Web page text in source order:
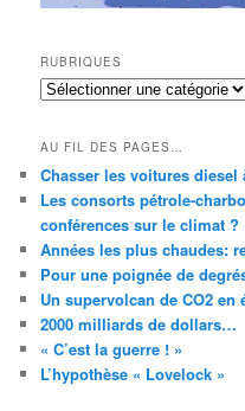
RUBRIQUES
RUBRIQUES
AU FIL DES PAGES…
Chasser les voitures diesel
Les consorts pétrole-
conférences sur le climat ?
Années les plus chaudes:
Pour une poignée de
Un supervolcan de CO2
2000 milliards de dollars…
« C’est la guerre ! »
L’hypothèse « Lovelock »